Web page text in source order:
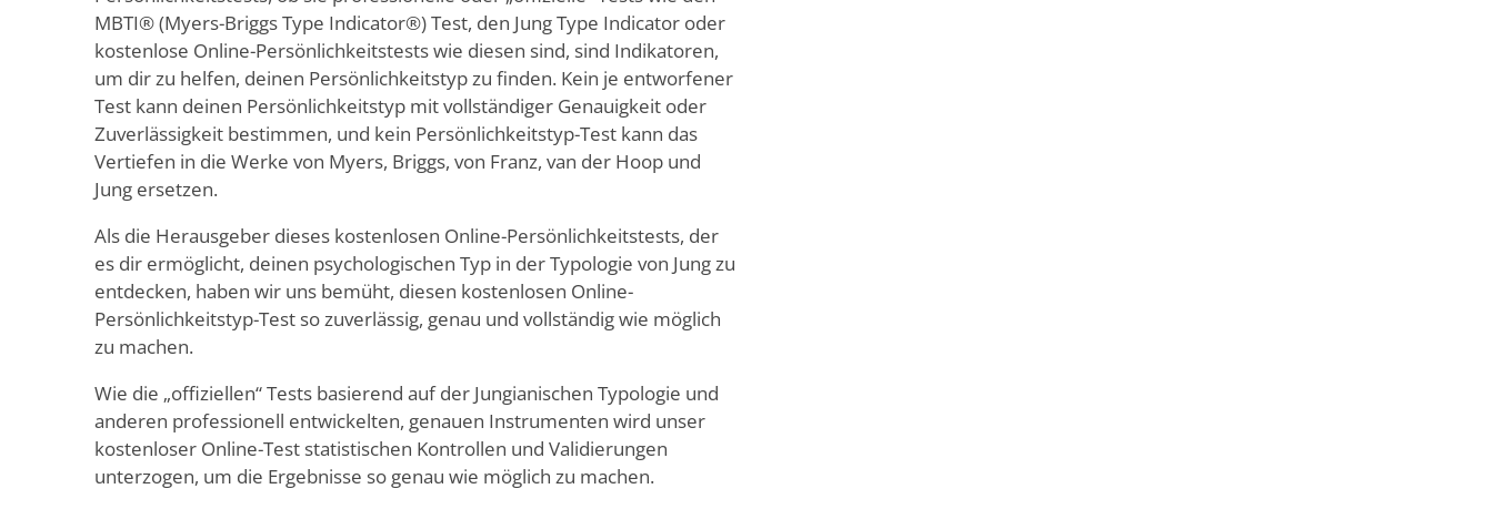
MBTI® (Myers-Briggs Type Indicator®) Test, den Jung Type Indicator oder
kostenlose Online-Persönlichkeitstests wie diesen sind, sind Indikatoren,
um dir zu helfen, deinen Persönlichkeitstyp zu finden. Kein je entworfener
Test kann deinen Persönlichkeitstyp mit vollständiger Genauigkeit oder
Zuverlässigkeit bestimmen, und kein Persönlichkeitstyp-Test kann das
Vertiefen in die Werke von Myers, Briggs, von Franz, van der Hoop und
Jung ersetzen.
Als die Herausgeber dieses kostenlosen Online-Persönlichkeitstests, der
es dir ermöglicht, deinen psychologischen Typ in der Typologie von Jung zu
entdecken, haben wir uns bemüht, diesen kostenlosen Online-
Persönlichkeitstyp-Test so zuverlässig, genau und vollständig wie möglich
zu machen.
Wie die „offiziellen“ Tests basierend auf der Jungianischen Typologie und
anderen professionell entwickelten, genauen Instrumenten wird unser
kostenloser Online-Test statistischen Kontrollen und Validierungen
unterzogen, um die Ergebnisse so genau wie möglich zu machen.